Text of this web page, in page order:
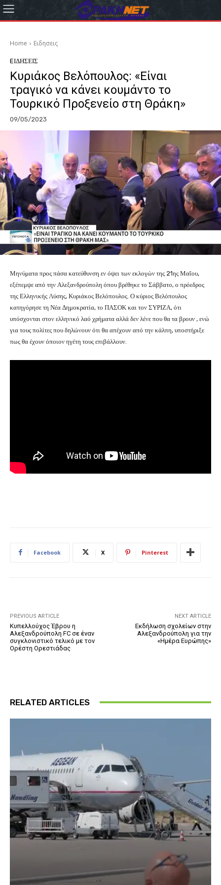
Home Eιδησεις
EΙΔΗΣΕΙΣ
Κυριάκος Βελόπουλος: «Είναι
τραγικό να κάνει κουμάντο το
Τουρκικό Προξενείο στη Θράκη»
09/05/2023
Μηνύματα προς πάσα κατεύθυνση εν όψει των εκλογών της 21ης Μαΐου,
εξέπεμψε από την Αλεξανδρούπολη όπου βρέθηκε το Σάββατο, ο πρόεδρος
της Ελληνικής Λύσης, Κυριάκος Βελόπουλος. Ο κύριος Βελόπουλος
κατηγόρησε τη Νέα Δημοκρατία, το ΠΑΣΟΚ και τον ΣΥΡΙΖΑ, ότι
υπόσχονται στον ελληνικό λαό χρήματα αλλά δεν λένε που θα τα βρουν , ενώ
για τους πολίτες που δηλώνουν ότι θα απέχουν από την κάλπη, υποστήριξε
πως θα έχουν όποιον ηγέτη τους επιβάλλουν.
Facebook X Pinterest
PREVIOUS ARTICLE
Κυπελλούχος Έβρου η
Αλεξανδρούπολη FC σε έναν
συγκλονιστικό τελικό με τον
Ορέστη Ορεστιάδας
NEXT ARTICLE
Εκδήλωση σχολείων στην
Αλεξανδρούπολη για την
«Ημέρα Ευρώπης»
RELATED ARTICLES